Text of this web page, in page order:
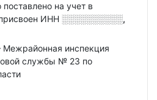
на учет в
ИНН ░░░░░░░░░░,
инспекция
службы № 23 по